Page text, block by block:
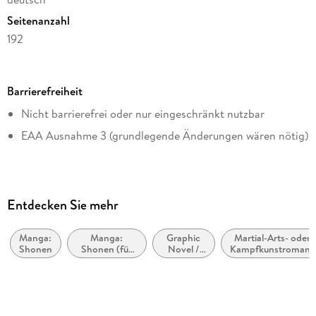
Der neue Action-Superhit aus dem Shonen Jump - voller
Spannung, Rache und epischer Kämpfe!
Seitenanzahl
192
Altersempfehlung
von 15 bis 99 Jahren
Reihe
Takeru Hokazono
Antje Bockel
Verlag/Hersteller
Barrierefreiheit
Nicht barrierefrei oder nur eingeschränkt nutzbar
EAA Ausnahme 3 (grundlegende Änderungen wären nötig)
Entdecken Sie mehr
Manga:
Shonen
Manga:
Shonen (für
Jungen im
Graphic
Novel /
Comic /
Martial-Arts- oder
Kampfkunstromane